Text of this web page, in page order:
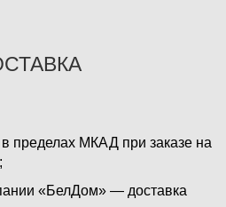
пределах МКАД при заказе на
«БелДом» — доставка